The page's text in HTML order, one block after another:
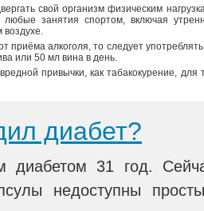
свой организм физическим
занятия спортом, включая
воздухе.
приёма алкоголя, то следует употреблять
или 50 мл вина в день.
привычки, как табакокурение, для
диабет?
диабетом 31 год.
недоступны